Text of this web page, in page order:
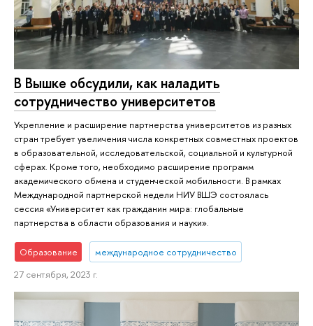
В Вышке обсудили, как наладить
сотрудничество университетов
Укрепление и расширение партнерства университетов из разных
стран требует увеличения числа конкретных совместных проектов
в образовательной, исследовательской, социальной и культурной
сферах. Кроме того, необходимо расширение программ
академического обмена и студенческой мобильности. В рамках
Международной партнерской недели НИУ ВШЭ состоялась
сессия «Университет как гражданин мира: глобальные
партнерства в области образования и науки».
Образование
международное сотрудничество
27 сентября, 2023 г.